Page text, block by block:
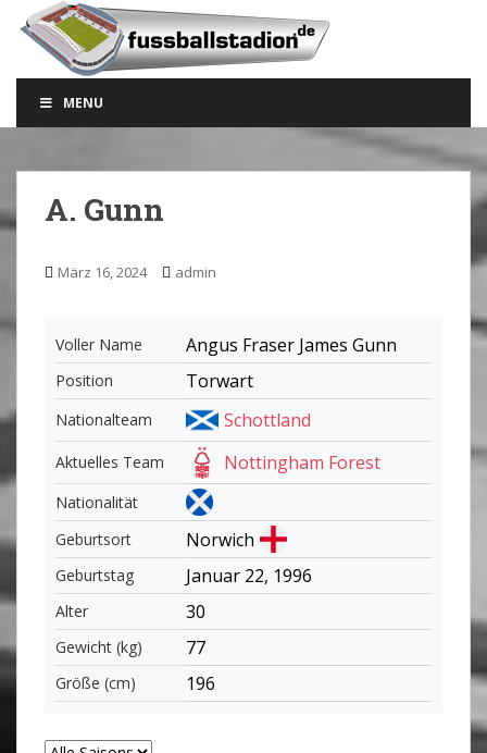
i
n
MENU
A. Gunn
März 16, 2024 admin
Voller Name Angus Fraser James Gunn
Position Torwart
Nationalteam Schottland
Aktuelles Team Nottingham Forest
Nationalität
Geburtsort
Norwich
Geburtstag Januar 22, 1996
Alter 30
Gewicht (kg) 77
Größe (cm) 196